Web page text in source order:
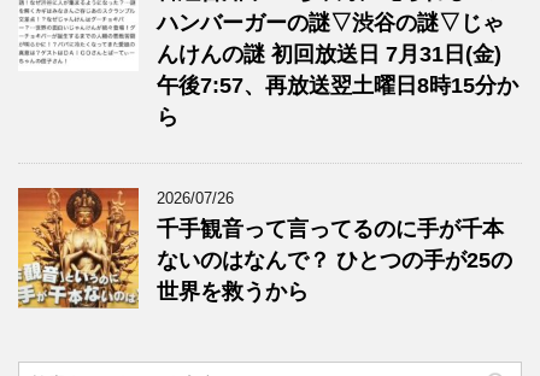
ハンバーガーの謎▽渋谷の謎▽じゃ
んけんの謎 初回放送日 7月31日(金)
午後7:57、再放送翌土曜日8時15分か
ら
2026/07/26
千手観音って言ってるのに手が千本
ないのはなんで？ ひとつの手が25の
世界を救うから